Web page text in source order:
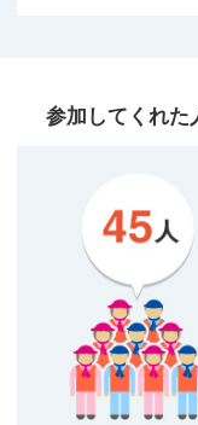
参加してくれた